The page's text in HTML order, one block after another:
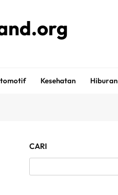
Kesehatan Hiburan
CARI